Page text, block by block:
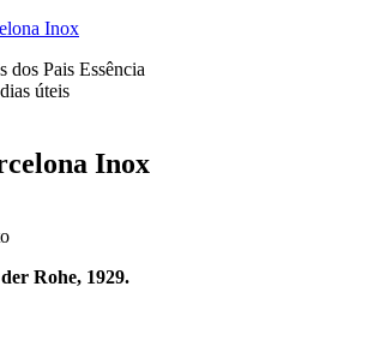
Inox
dos Pais Essência
úteis
Inox
Rohe, 1929.